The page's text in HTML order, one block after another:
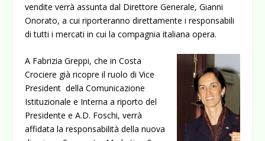
vendite verrà assunta dal Direttore Generale, Gianni
Onorato, a cui riporteranno direttamente i responsabili
di tutti i mercati in cui la compagnia italiana opera.
A Fabrizia Greppi, che in Costa
Crociere già ricopre il ruolo di Vice
President della Comunicazione
Istituzionale e Interna a riporto del
Presidente e A.D. Foschi, verrà
affidata la responsabilità della nuova